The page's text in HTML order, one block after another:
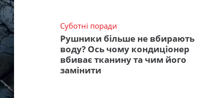
Суботні поради
Рушники більше не вбирають
воду? Ось чому кондиціонер
вбиває тканину та чим його
замінити